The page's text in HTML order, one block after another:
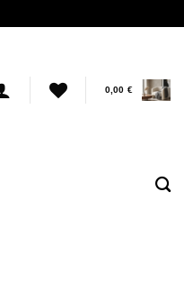
0,00 €